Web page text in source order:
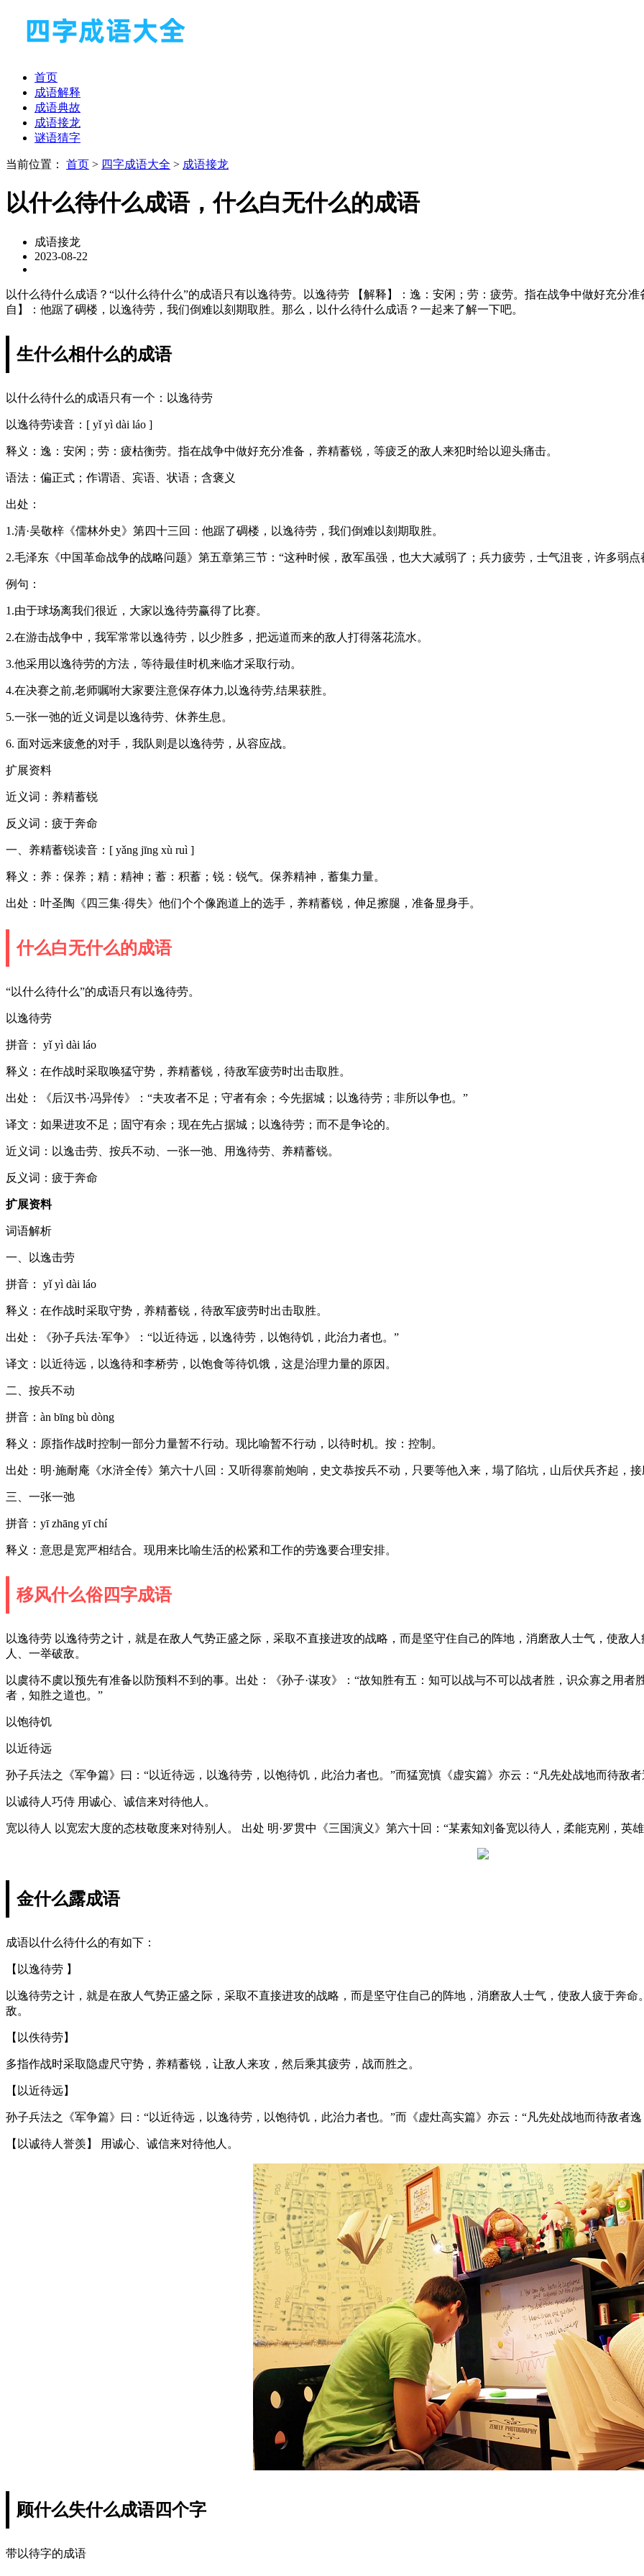
首页
成语解释
成语典故
成语接龙
谜语猜字
当前位置： 首页 > 四字成语大全 > 成语接龙
以什么待什么成语，什么白无什么的成语
成语接龙
2023-08-22
以什么待什么成语？“以什么待什么”的成语只有以逸待劳。以逸待劳 【解释】：逸：安闲；劳：疲劳。指在战争中做好充分
自】：他踞了碉楼，以逸待劳，我们倒难以刻期取胜。那么，以什么待什么成语？一起来了解一下吧。
生什么相什么的成语
以什么待什么的成语只有一个：以逸待劳
以逸待劳读音：[ yǐ yì dài láo ]
释义：逸：安闲；劳：疲枯衡劳。指在战争中做好充分准备，养精蓄锐，等疲乏的敌人来犯时给以迎头痛击。
语法：偏正式；作谓语、宾语、状语；含褒义
出处：
1.清·吴敬梓《儒林外史》第四十三回：他踞了碉楼，以逸待劳，我们倒难以刻期取胜。
2.毛泽东《中国革命战争的战略问题》第五章第三节：“这种时候，敌军虽强，也大大减弱了；兵力疲劳，士气沮丧，许多弱
例句：
1.由于球场离我们很近，大家以逸待劳赢得了比赛。
2.在游击战争中，我军常常以逸待劳，以少胜多，把远道而来的敌人打得落花流水。
3.他采用以逸待劳的方法，等待最佳时机来临才采取行动。
4.在决赛之前,老师嘱咐大家要注意保存体力,以逸待劳,结果获胜。
5.一张一弛的近义词是以逸待劳、休养生息。
6. 面对远来疲惫的对手，我队则是以逸待劳，从容应战。
扩展资料
近义词：养精蓄锐
反义词：疲于奔命
一、养精蓄锐读音：[ yǎng jīng xù ruì ]
释义：养：保养；精：精神；蓄：积蓄；锐：锐气。保养精神，蓄集力量。
出处：叶圣陶《四三集·得失》他们个个像跑道上的选手，养精蓄锐，伸足擦腿，准备显身手。
什么白无什么的成语
“以什么待什么”的成语只有以逸待劳。
以逸待劳
拼音： yǐ yì dài láo
释义：在作战时采取唤猛守势，养精蓄锐，待敌军疲劳时出击取胜。
出处：《后汉书·冯异传》：“夫攻者不足；守者有余；今先据城；以逸待劳；非所以争也。”
译文：如果进攻不足；固守有余；现在先占据城；以逸待劳；而不是争论的。
近义词：以逸击劳、按兵不动、一张一弛、用逸待劳、养精蓄锐。
反义词：疲于奔命
扩展资料
词语解析
一、以逸击劳
拼音： yǐ yì dài láo
释义：在作战时采取守势，养精蓄锐，待敌军疲劳时出击取胜。
出处：《孙子兵法·军争》：“以近待远，以逸待劳，以饱待饥，此治力者也。”
译文：以近待远，以逸待和李桥劳，以饱食等待饥饿，这是治理力量的原因。
二、按兵不动
拼音：àn bīng bù dòng
释义：原指作战时控制一部分力量暂不行动。现比喻暂不行动，以待时机。按：控制。
出处：明·施耐庵《水浒全传》第六十八回：又听得寨前炮响，史文恭按兵不动，只要等他入来，塌了陷坑，山后伏兵齐起，
三、一张一弛
拼音：yī zhāng yī chí
释义：意思是宽严相结合。现用来比喻生活的松紧和工作的劳逸要合理安排。
移风什么俗四字成语
以逸待劳 以逸待劳之计，就是在敌人气势正盛之际，采取不直接进攻的战略，而是坚守住自己的阵地，消磨敌人士气，使敌
人、一举破敌。
以虞待不虞以预先有准备以防预料不到的事。出处：《孙子·谋攻》：“故知胜有五：知可以战与不可以战者胜，识众寡之用
者，知胜之道也。”
以饱待饥
以近待远
孙子兵法之《军争篇》曰：“以近待远，以逸待劳，以饱待饥，此治力者也。”而猛宽慎《虚实篇》亦云：“凡先处战地而待敌
以诚待人巧侍 用诚心、诚信来对待他人。
宽以待人 以宽宏大度的态枝敬度来对待别人。 出处 明·罗贯中《三国演义》第六十回：“某素知刘备宽以待人，柔能克刚，英
金什么露成语
成语以什么待什么的有如下：
【以逸待劳 】
以逸待劳之计，就是在敌人气势正盛之际，采取不直接进攻的战略，而是坚守住自己的阵地，消磨敌人士气，使敌人疲于奔
敌。
【以佚待劳】
多指作战时采取隐虚尺守势，养精蓄锐，让敌人来攻，然后乘其疲劳，战而胜之。
【以近待远】
孙子兵法之《军争篇》曰：“以近待远，以逸待劳，以饱待饥，此治力者也。”而《虚灶高实篇》亦云：“凡先处战地而待敌者
【以诚待人誉羡】 用诚心、诚信来对待他人。
顾什么失什么成语四个字
带以待字的成语